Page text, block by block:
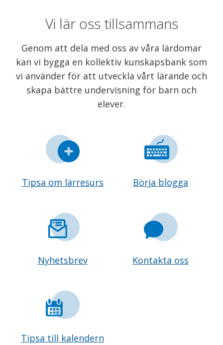
Vi lär oss tillsammans
Genom att dela med oss av våra lärdomar
kan vi bygga en kollektiv kunskapsbank som
vi använder för att utveckla vårt lärande och
skapa bättre undervisning för barn och
elever.
Tipsa om lärresurs Börja blogga
Nyhetsbrev Kontakta oss
Tipsa till kalendern